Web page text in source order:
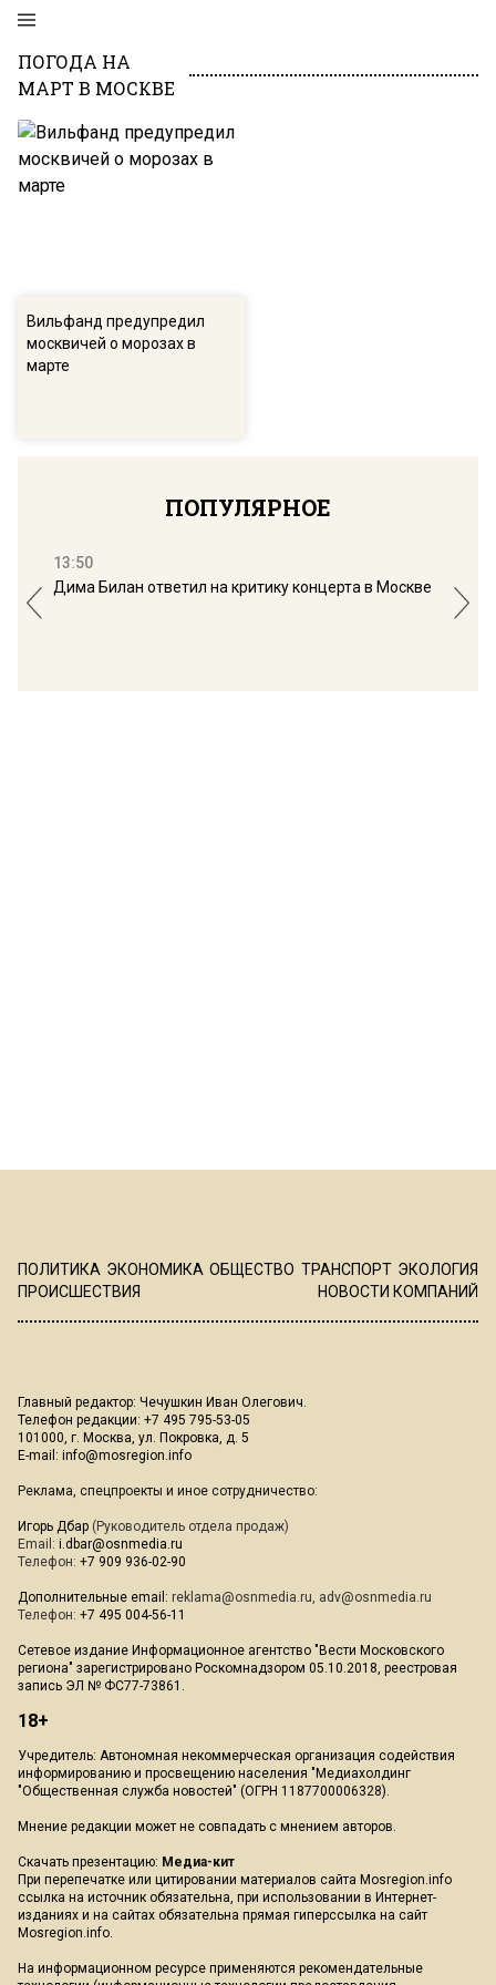
ПОГОДА НА
МАРТ В МОСКВЕ
Вильфанд предупредил
москвичей о морозах в
марте
ПОПУЛЯРНОЕ
13:50
Дима Билан ответил на критику концерта в Москве
ПОЛИТИКА ЭКОНОМИКА ОБЩЕСТВО ТРАНСПОРТ ЭКОЛОГИЯ
ПРОИСШЕСТВИЯ
НОВОСТИ КОМПАНИЙ
Главный редактор: Чечушкин Иван Олегович.
Телефон редакции: +7 495 795-53-05
101000, г. Москва, ул. Покровка, д. 5
E-mail: info@mosregion.info
Реклама, спецпроекты и иное сотрудничество:
Игорь Дбар (Руководитель отдела продаж)
Email: i.dbar@osnmedia.ru
Телефон: +7 909 936-02-90
Дополнительные email: reklama@osnmedia.ru, adv@osnmedia.ru
Телефон: +7 495 004-56-11
Сетевое издание Информационное агентство "Вести Московского
региона" зарегистрировано Роскомнадзором 05.10.2018, реестровая
запись ЭЛ № ФС77-73861.
18+
Учредитель: Автономная некоммерческая организация содействия
информированию и просвещению населения "Медиахолдинг
"Общественная служба новостей" (ОГРН 1187700006328).
Мнение редакции может не совпадать с мнением авторов.
Скачать презентацию: Медиа-кит
При перепечатке или цитировании материалов сайта Mosregion.info
ссылка на источник обязательна, при использовании в Интернет-
изданиях и на сайтах обязательна прямая гиперссылка на сайт
Mosregion.info.
На информационном ресурсе применяются рекомендательные